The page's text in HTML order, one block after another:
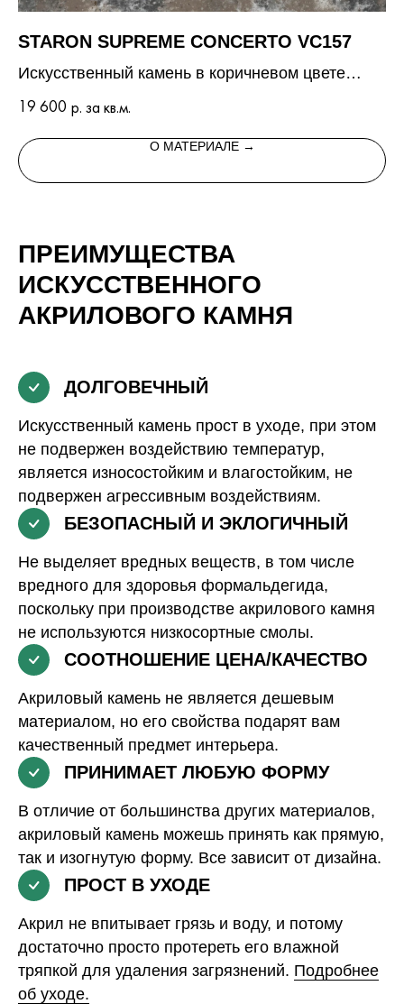
STARON SUPREME CONCERTO VC157
Искусственный камень в коричневом цвете
с вкраплениями и мраморной текстурой
19 600 р. за кв.м.
О МАТЕРИАЛЕ →
ПРЕИМУЩЕСТВА
ИСКУССТВЕННОГО
АКРИЛОВОГО КАМНЯ
ДОЛГОВЕЧНЫЙ
Искусственный камень прост в уходе, при этом
не подвержен воздействию температур,
является износостойким и влагостойким, не
подвержен агрессивным воздействиям.
БЕЗОПАСНЫЙ И ЭКЛОГИЧНЫЙ
Не выделяет вредных веществ, в том числе
вредного для здоровья формальдегида,
поскольку при производстве акрилового камня
не используются низкосортные смолы.
СООТНОШЕНИЕ ЦЕНА/КАЧЕСТВО
Акриловый камень не является дешевым
материалом, но его свойства подарят вам
качественный предмет интерьера.
ПРИНИМАЕТ ЛЮБУЮ ФОРМУ
В отличие от большинства других материалов,
акриловый камень можешь принять как прямую,
так и изогнутую форму. Все зависит от дизайна.
ПРОСТ В УХОДЕ
Акрил не впитывает грязь и воду, и потому
достаточно просто протереть его влажной
тряпкой для удаления загрязнений. Подробнее
об уходе.